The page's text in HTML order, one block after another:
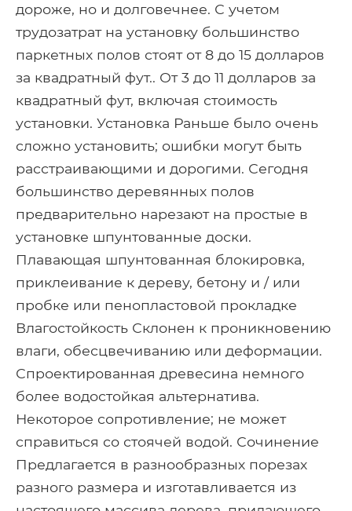
дороже, но и долговечнее. С учетом
трудозатрат на установку большинство
паркетных полов стоят от 8 до 15 долларов
за квадратный фут.. От 3 до 11 долларов за
квадратный фут, включая стоимость
установки. Установка Раньше было очень
сложно установить; ошибки могут быть
расстраивающими и дорогими. Сегодня
большинство деревянных полов
предварительно нарезают на простые в
установке шпунтованные доски.
Плавающая шпунтованная блокировка,
приклеивание к дереву, бетону и / или
пробке или пенопластовой прокладке
Влагостойкость Склонен к проникновению
влаги, обесцвечиванию или деформации.
Спроектированная древесина немного
более водостойкая альтернатива.
Некоторое сопротивление; не может
справиться со стоячей водой. Сочинение
Предлагается в разнообразных порезах
разного размера и изготавливается из